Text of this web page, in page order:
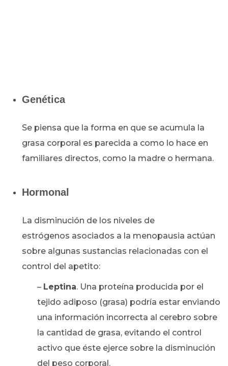
Genética
Se piensa que la forma en que se acumula la
grasa corporal es parecida a como lo hace en
familiares directos, como la madre o hermana.
Hormonal
La disminución de los niveles de
estrógenos asociados a la menopausia actúan
sobre algunas sustancias relacionadas con el
control del apetito:
– Leptina. Una proteína producida por el
tejido adiposo (grasa) podría estar enviando
una información incorrecta al cerebro sobre
la cantidad de grasa, evitando el control
activo que éste ejerce sobre la disminución
del peso corporal.